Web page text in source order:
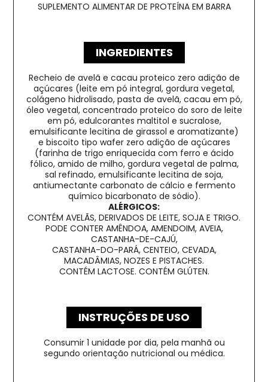
SUPLEMENTO ALIMENTAR DE PROTEÍNA EM BARRA
INGREDIENTES
Recheio de avelã e cacau proteico zero adição de
açúcares (leite em pó integral, gordura vegetal,
colágeno hidrolisado, pasta de avelã, cacau em pó,
óleo vegetal, concentrado proteico do soro de leite
em pó, edulcorantes maltitol e sucralose,
emulsificante lecitina de girassol e aromatizante)
e biscoito tipo wafer zero adição de açúcares
(farinha de trigo enriquecida com ferro e ácido
fólico, amido de milho, gordura vegetal de palma,
sal refinado, emulsificante lecitina de soja,
antiumectante carbonato de cálcio e fermento
químico bicarbonato de sódio).
ALÉRGICOS:
CONTÉM AVELÃS, DERIVADOS DE LEITE, SOJA E TRIGO.
PODE CONTER AMÊNDOA, AMENDOIM, AVEIA,
CASTANHA-DE-CAJÚ,
CASTANHA-DO-PARÁ, CENTEIO, CEVADA,
MACADÂMIAS, NOZES E PISTACHES.
CONTÉM LACTOSE. CONTÉM GLÚTEN.
INSTRUÇÕES DE USO
Consumir 1 unidade por dia, pela manhã ou
segundo orientação nutricional ou médica.